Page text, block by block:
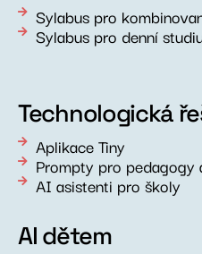
Sylabus pro
Sylabus pro denní
Technologická
Aplikace Tiny
Prompty pro pedagogy
AI asistenti pro školy
AI dětem